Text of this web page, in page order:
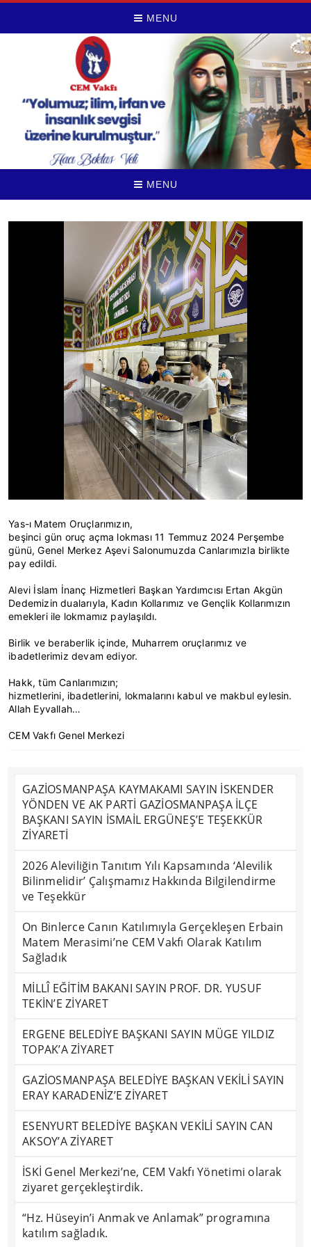
MENU
MENU
Yas-ı Matem Oruçlarımızın,
beşinci gün oruç açma lokması 11 Temmuz 2024 Perşembe
günü, Genel Merkez Aşevi Salonumuzda Canlarımızla birlikte
pay edildi.
Alevi İslam İnanç Hizmetleri Başkan Yardımcısı Ertan Akgün
Dedemizin dualarıyla, Kadın Kollarımız ve Gençlik Kollarımızın
emekleri ile lokmamız paylaşıldı.
Birlik ve beraberlik içinde, Muharrem oruçlarımız ve
ibadetlerimiz devam ediyor.
Hakk, tüm Canlarımızın;
hizmetlerini, ibadetlerini, lokmalarını kabul ve makbul eylesin.
Allah Eyvallah…
CEM Vakfı Genel Merkezi
GAZİOSMANPAŞA KAYMAKAMI SAYIN İSKENDER
YÖNDEN VE AK PARTİ GAZİOSMANPAŞA İLÇE
BAŞKANI SAYIN İSMAİL ERGÜNEŞ’E TEŞEKKÜR
ZİYARETİ
2026 Aleviliğin Tanıtım Yılı Kapsamında ‘Alevilik
Bilinmelidir’ Çalışmamız Hakkında Bilgilendirme
ve Teşekkür
On Binlerce Canın Katılımıyla Gerçekleşen Erbain
Matem Merasimi’ne CEM Vakfı Olarak Katılım
Sağladık
MİLLÎ EĞİTİM BAKANI SAYIN PROF. DR. YUSUF
TEKİN’E ZİYARET
ERGENE BELEDİYE BAŞKANI SAYIN MÜGE YILDIZ
TOPAK’A ZİYARET
GAZİOSMANPAŞA BELEDİYE BAŞKAN VEKİLİ SAYIN
ERAY KARADENİZ’E ZİYARET
ESENYURT BELEDİYE BAŞKAN VEKİLİ SAYIN CAN
AKSOY’A ZİYARET
İSKİ Genel Merkezi’ne, CEM Vakfı Yönetimi olarak
ziyaret gerçekleştirdik.
“Hz. Hüseyin’i Anmak ve Anlamak” programına
katılım sağladık.